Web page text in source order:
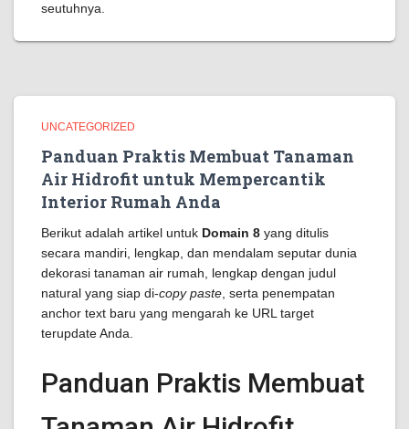
seutuhnya.
UNCATEGORIZED
Panduan Praktis Membuat Tanaman
Air Hidrofit untuk Mempercantik
Interior Rumah Anda
Berikut adalah artikel untuk Domain 8 yang ditulis
secara mandiri, lengkap, dan mendalam seputar dunia
dekorasi tanaman air rumah, lengkap dengan judul
natural yang siap di-copy paste , serta penempatan
anchor text baru yang mengarah ke URL target
terupdate Anda.
Panduan Praktis Membuat